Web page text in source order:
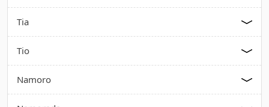
Tia
Tio
Namoro